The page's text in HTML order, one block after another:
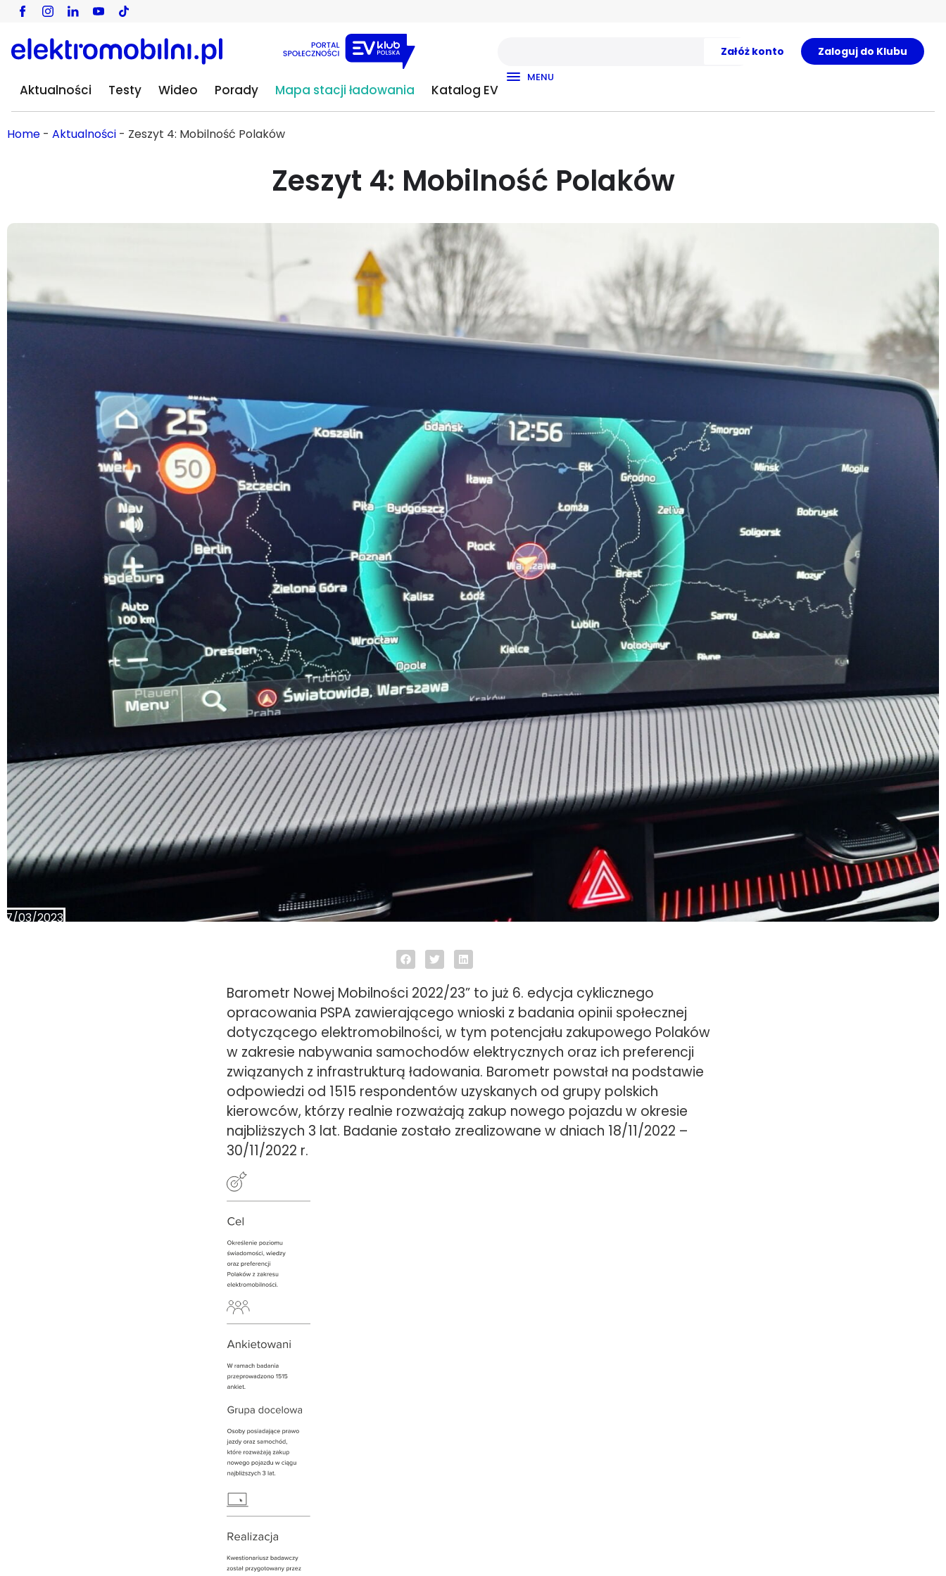
Załóż konto Zaloguj do Klubu
Aktualności Testy Wideo Porady Mapa stacji ładowania Katalog EV
MENU
Home - Aktualności - Zeszyt 4: Mobilność Polaków
Zeszyt 4: Mobilność Polaków
17/03/2023
Barometr Nowej Mobilności 2022/23” to już 6. edycja cyklicznego
opracowania PSPA zawierającego wnioski z badania opinii społecznej
dotyczącego elektromobilności, w tym potencjału zakupowego Polaków
w zakresie nabywania samochodów elektrycznych oraz ich preferencji
związanych z infrastrukturą ładowania. Barometr powstał na podstawie
odpowiedzi od 1515 respondentów uzyskanych od grupy polskich
kierowców, którzy realnie rozważają zakup nowego pojazdu w okresie
najbliższych 3 lat. Badanie zostało zrealizowane w dniach 18/11/2022 –
30/11/2022 r.